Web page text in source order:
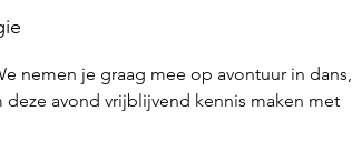
nemen je graag mee op avontuur in dans,
avond vrijblijvend kennis maken met